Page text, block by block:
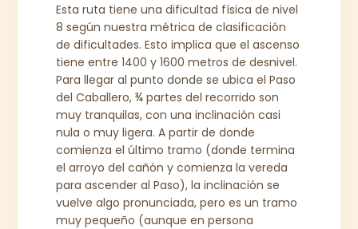
Esta ruta tiene una dificultad física de nivel
8 según nuestra métrica de clasificación
de dificultades. Esto implica que el ascenso
tiene entre 1400 y 1600 metros de desnivel.
Para llegar al punto donde se ubica el Paso
del Caballero, ¾ partes del recorrido son
muy tranquilas, con una inclinación casi
nula o muy ligera. A partir de donde
comienza el último tramo (donde termina
el arroyo del cañón y comienza la vereda
para ascender al Paso), la inclinación se
vuelve algo pronunciada, pero es un tramo
muy pequeño (aunque en persona